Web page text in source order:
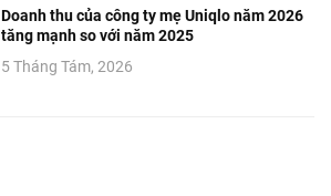
Doanh thu của công ty mẹ Uniqlo năm 2026
tăng mạnh so với năm 2025
5 Tháng Tám, 2026